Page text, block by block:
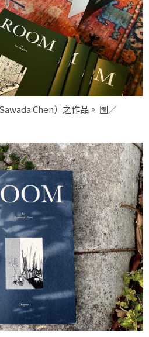
Chen）之作品。 圖／